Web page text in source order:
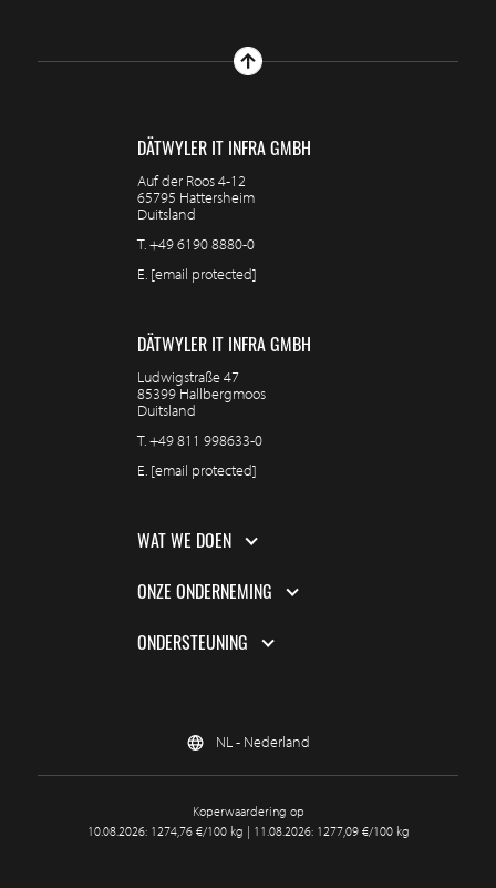
DÄTWYLER IT INFRA GMBH
Auf der Roos 4-12
65795 Hattersheim
Duitsland
T.+49 6190 8880-0
E. [email protected]
DÄTWYLER IT INFRA GMBH
Ludwigstraße 47
85399 Hallbergmoos
Duitsland
T.+49 811 998633-0
E. [email protected]
WAT WE DOEN
ONZE ONDERNEMING
ONDERSTEUNING
NL - Nederland
Koperwaardering op
10.08.2026: 1274,76 €/100 kg | 11.08.2026: 1277,09 €/100 kg